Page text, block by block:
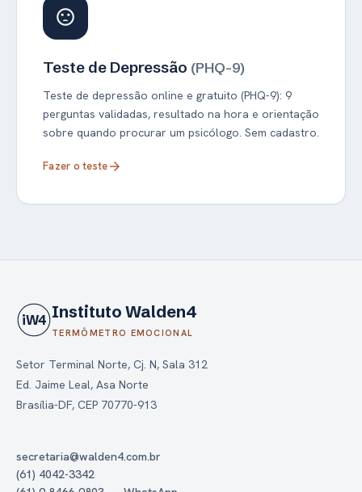
sentiment_dissatisfied
Teste de Depressão (PHQ-9)
Teste de depressão online e gratuito (PHQ-9): 9
perguntas validadas, resultado na hora e orientação
sobre quando procurar um psicólogo. Sem cadastro.
Fazer o testearrow_forward
iW4 Instituto Walden4
TERMÔMETRO EMOCIONAL
Setor Terminal Norte, Cj. N, Sala 312
Ed. Jaime Leal, Asa Norte
Brasília-DF, CEP 70770-913
secretaria@walden4.com.br
(61) 4042-3342